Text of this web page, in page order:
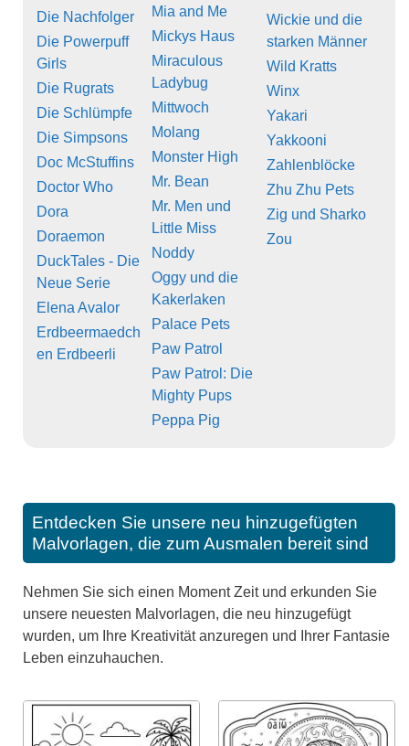
Die Nachfolger
Die Powerpuff
Girls
Die Rugrats
Die Schlümpfe
Die Simpsons
Doc McStuffins
Doctor Who
Dora
Doraemon
DuckTales - Die
Neue Serie
Elena Avalor
Erdbeermaedch
en Erdbeerli
Mia and Me
Mickys Haus
Miraculous
Ladybug
Mittwoch
Molang
Monster High
Mr. Bean
Mr. Men und
Little Miss
Noddy
Oggy und die
Kakerlaken
Palace Pets
Paw Patrol
Paw Patrol: Die
Mighty Pups
Peppa Pig
Wickie und die
starken Männer
Wild Kratts
Winx
Yakari
Yakkooni
Zahlenblöcke
Zhu Zhu Pets
Zig und Sharko
Zou
Entdecken Sie unsere neu hinzugefügten
Malvorlagen, die zum Ausmalen bereit sind
Nehmen Sie sich einen Moment Zeit und erkunden Sie
unsere neuesten Malvorlagen, die neu hinzugefügt
wurden, um Ihre Kreativität anzuregen und Ihrer Fantasie
Leben einzuhauchen.